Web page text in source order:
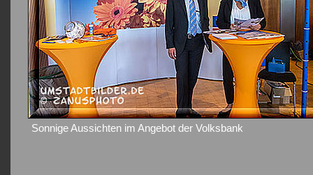
Sonnige Aussichten im Angebot der Volksbank